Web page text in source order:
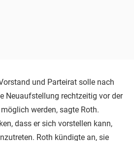
und Parteirat solle nach
Neuaufstellung rechtzeitig vor der
werden, sagte Roth.
dass er sich vorstellen kann,
Roth kündigte an, sie